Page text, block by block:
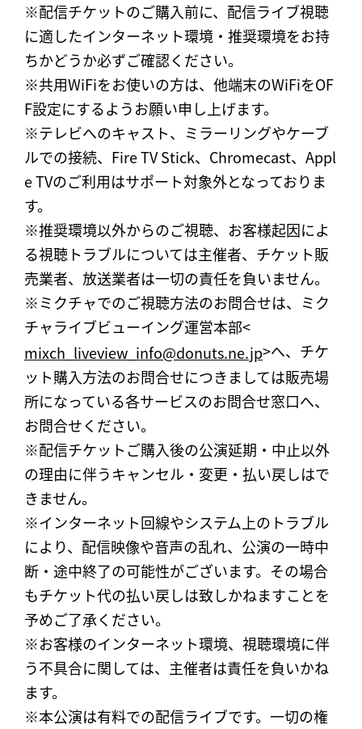
※配信チケットのご購入前に、配信ライブ視聴
に適したインターネット環境・推奨環境をお持
ちかどうか必ずご確認ください。
※共用WiFiをお使いの方は、他端末のWiFiをOF
F設定にするようお願い申し上げます。
※テレビへのキャスト、ミラーリングやケーブ
ルでの接続、Fire TV Stick、Chromecast、Appl
e TVのご利用はサポート対象外となっておりま
す。
※推奨環境以外からのご視聴、お客様起因によ
る視聴トラブルについては主催者、チケット販
売業者、放送業者は一切の責任を負いません。
※ミクチャでのご視聴方法のお問合せは、ミク
チャライブビューイング運営本部<
mixch_liveview_info@donuts.ne.jp>へ、チケ
ット購入方法のお問合せにつきましては販売場
所になっている各サービスのお問合せ窓口へ、
お問合せください。
※配信チケットご購入後の公演延期・中止以外
の理由に伴うキャンセル・変更・払い戻しはで
きません。
※インターネット回線やシステム上のトラブル
により、配信映像や音声の乱れ、公演の一時中
断・途中終了の可能性がございます。その場合
もチケット代の払い戻しは致しかねますことを
予めご了承ください。
※お客様のインターネット環境、視聴環境に伴
う不具合に関しては、主催者は責任を負いかね
ます。
※本公演は有料での配信ライブです。一切の権